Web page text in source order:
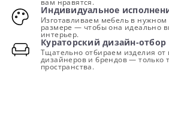
вам нравятся.
Индивидуальное
Изготавливаем мебель в
размере — чтобы она идеально
интерьер.
Кураторский дизайн-отбор
Тщательно отбираем изделия от
дизайнеров и брендов — только
пространства.